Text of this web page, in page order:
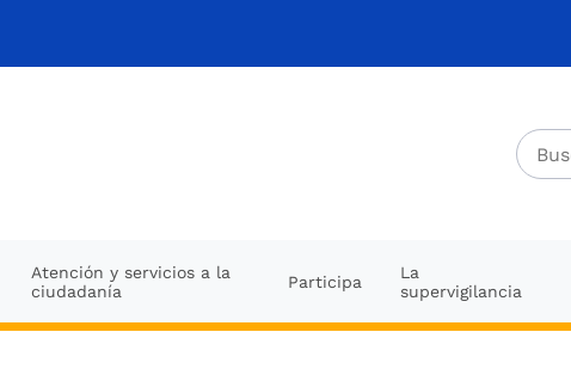
Atención y servicios a la
ciudadanía
Participa
La
supervigilancia